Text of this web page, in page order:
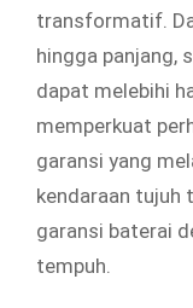
transformatif.
hingga panjang,
dapat melebihi
memperkuat
garansi yang
kendaraan tujuh
garansi baterai
tempuh.